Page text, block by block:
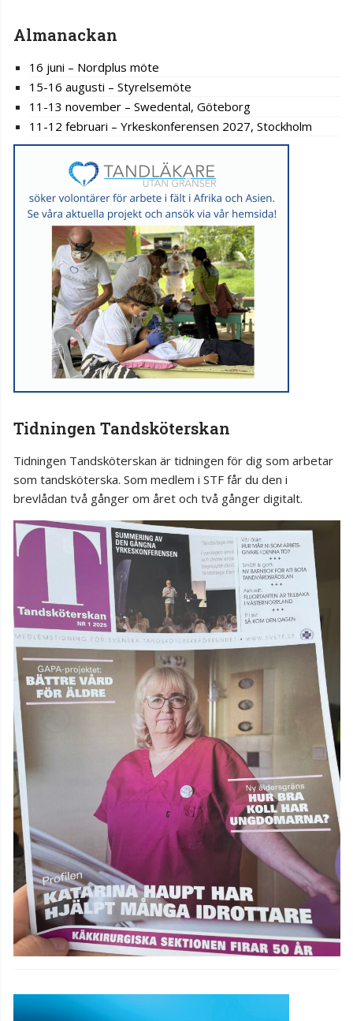
Almanackan
16 juni – Nordplus möte
15-16 augusti – Styrelsemöte
11-13 november – Swedental, Göteborg
11-12 februari – Yrkeskonferensen 2027, Stockholm
Tidningen Tandsköterskan
Tidningen Tandsköterskan är tidningen för dig som arbetar
som tandsköterska. Som medlem i STF får du den i
brevlådan två gånger om året och två gånger digitalt.